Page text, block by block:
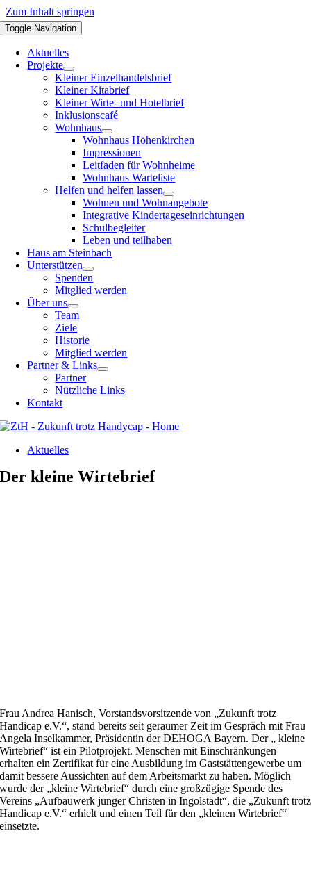
Zum Inhalt springen
Toggle Navigation
Aktuelles
Projekte
Kleiner Einzelhandelsbrief
Kleiner Kitabrief
Kleiner Wirte- und Hotelbrief
Inklusionscafé
Wohnhaus
Wohnhaus Höhenkirchen
Impressionen
Leitfaden für Wohnheime
Wohnhaus Warteliste
Helfen und helfen lassen
Wohnen und Wohnangebote
Integrative Kindertageseinrichtungen
Schulbegleiter
Leben und teilhaben
Haus am Steinbach
Unterstützen
Spenden
Mitglied werden
Über uns
Team
Ziele
Historie
Mitglied werden
Partner & Links
Partner
Nützliche Links
Kontakt
Aktuelles
Der kleine Wirtebrief
Frau Andrea Hanisch, Vorstandsvorsitzende von „Zukunft trotz
Handicap e.V.“, stand bereits seit geraumer Zeit im Gespräch mit Frau
Angela Inselkammer, Präsidentin der DEHOGA Bayern. Der „ kleine
Wirtebrief“ ist ein Pilotprojekt. Menschen mit Einschränkungen
erhalten ein Zertifikat für eine Ausbildung im Gaststättengewerbe um
damit bessere Aussichten auf dem Arbeitsmarkt zu haben. Möglich
wurde der „kleine Wirtebrief“ durch eine großzügige Spende des
Vereins „Aufbauwerk junger Christen in Ingolstadt“, die „Zukunft trotz
Handicap e.V.“ erhielt und einen Teil für den „kleinen Wirtebrief“
einsetzte.